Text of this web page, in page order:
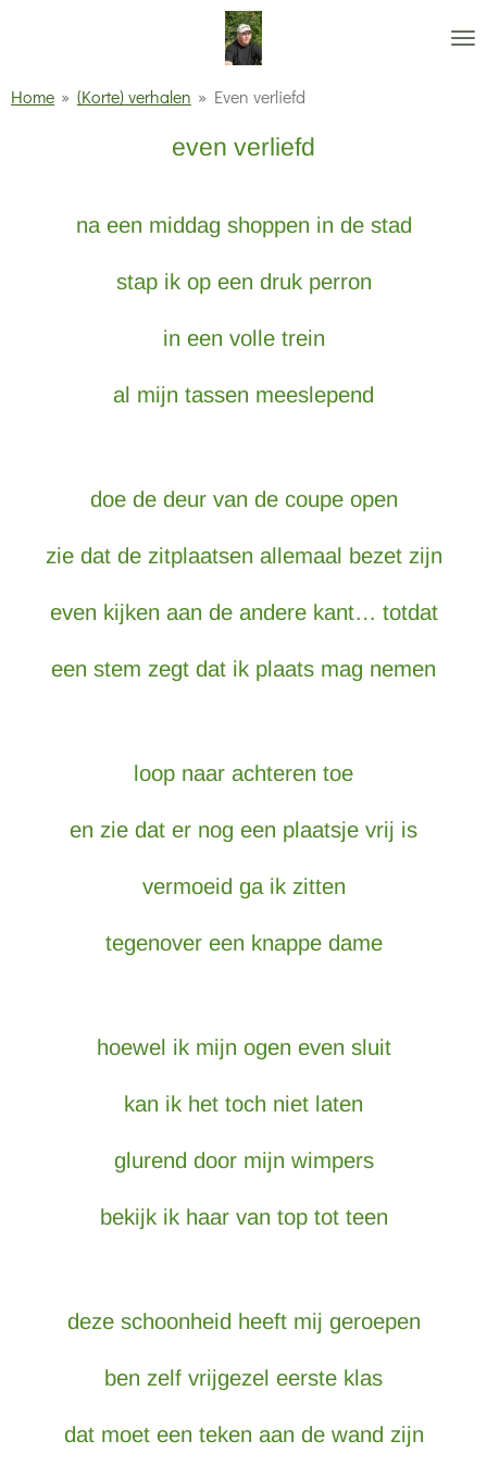
Home » (Korte) verhalen » Even verliefd
even verliefd
na een middag shoppen in de stad
stap ik op een druk perron
in een volle trein
al mijn tassen meeslepend
doe de deur van de coupe open
zie dat de zitplaatsen allemaal bezet zijn
even kijken aan de andere kant… totdat
een stem zegt dat ik plaats mag nemen
loop naar achteren toe
en zie dat er nog een plaatsje vrij is
vermoeid ga ik zitten
tegenover een knappe dame
hoewel ik mijn ogen even sluit
kan ik het toch niet laten
glurend door mijn wimpers
bekijk ik haar van top tot teen
deze schoonheid heeft mij geroepen
ben zelf vrijgezel eerste klas
dat moet een teken aan de wand zijn